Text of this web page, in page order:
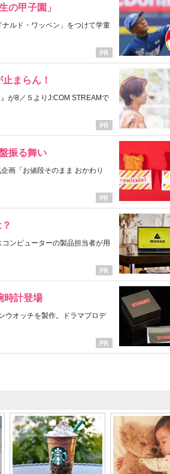
の甲子園」
ルド・ワッペン」をつけて学童
まらん！
が8／５よりJ:COM STREAMで
振る舞い
画「お値段そのまま おかわり
ンピューターの製品担当者が用
時計登場
ウオッチを製作。ドラマプロデ